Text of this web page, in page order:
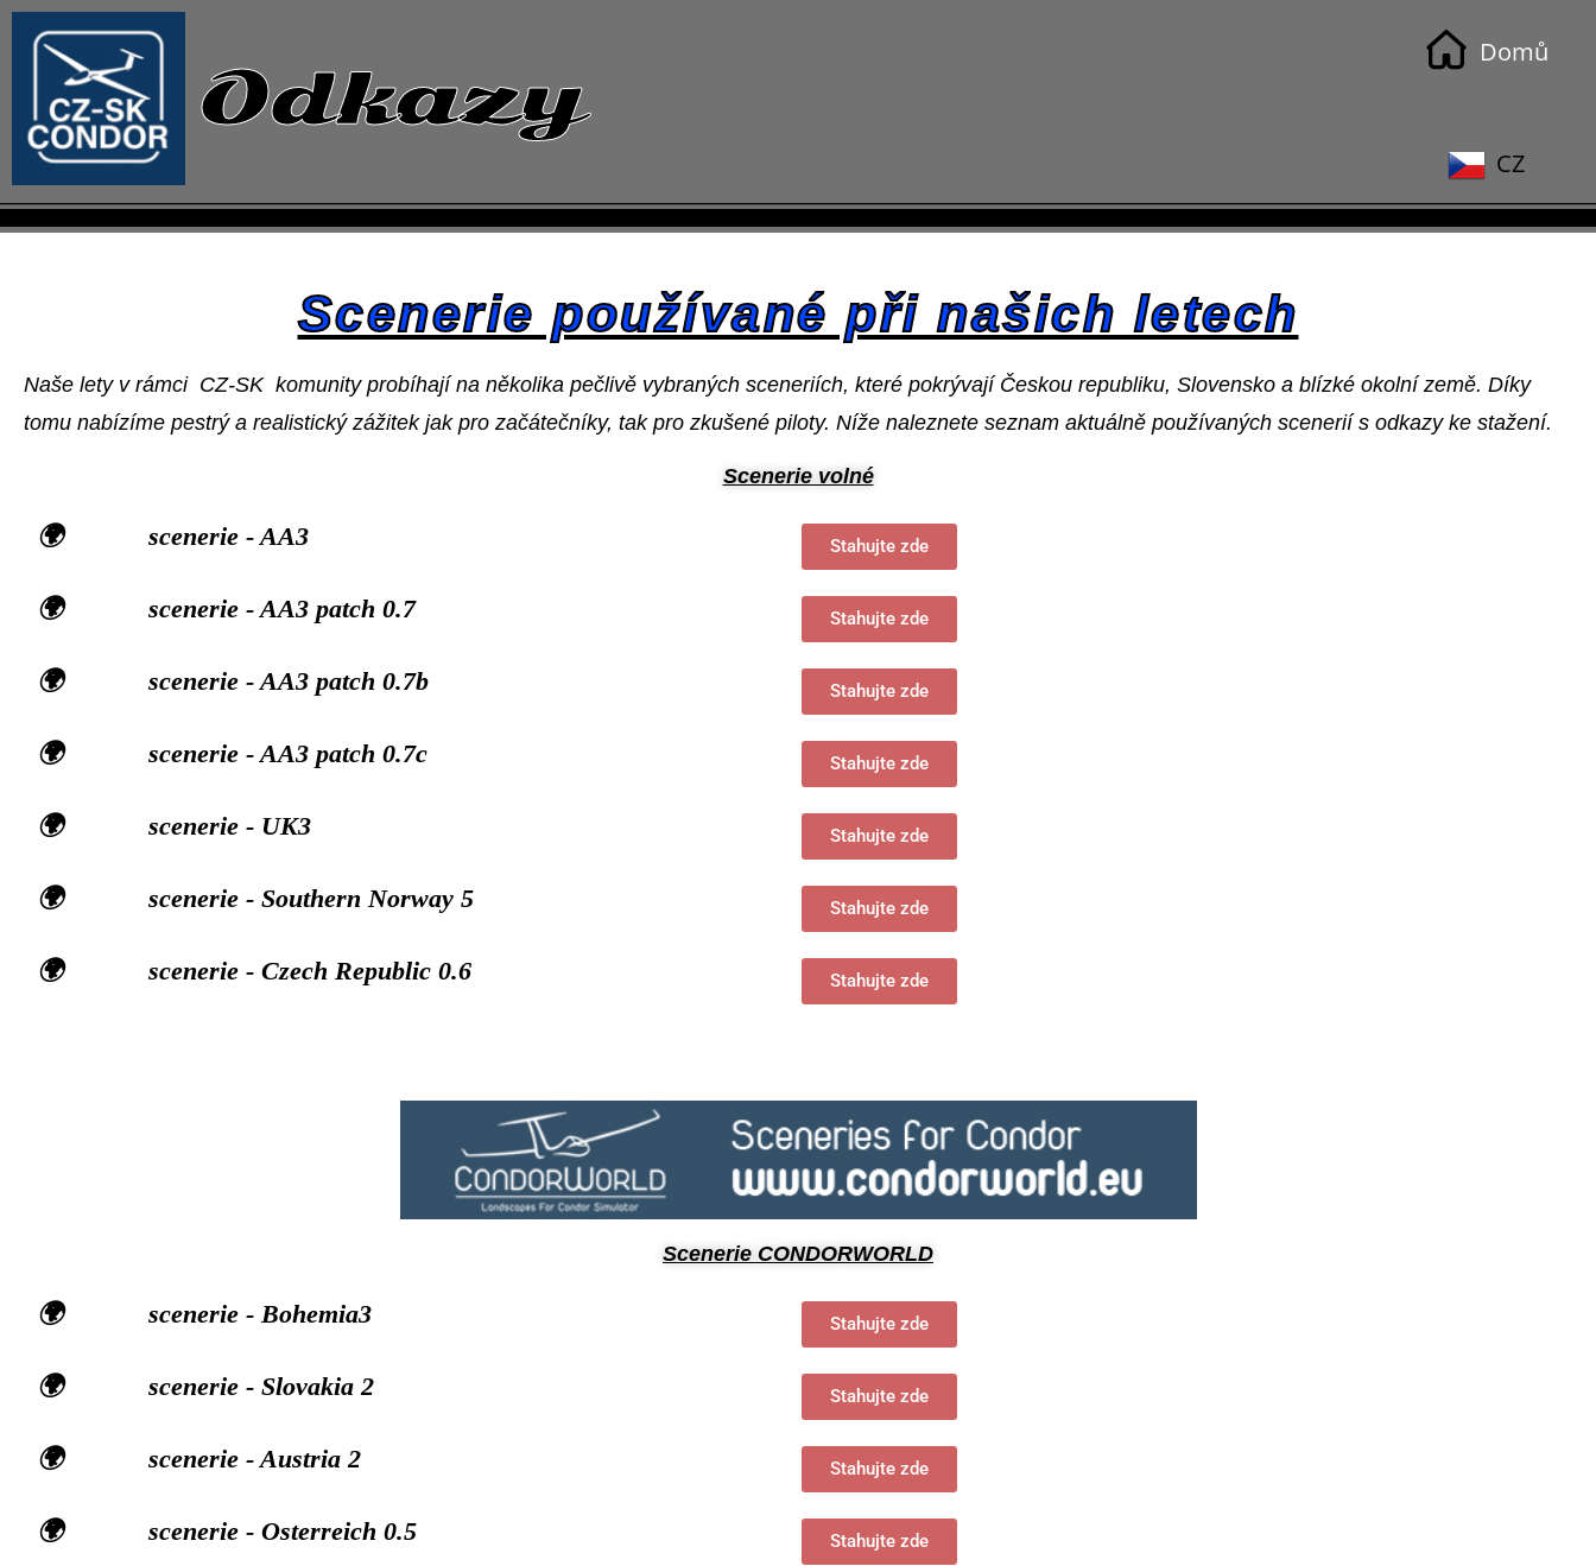
Odkazy Domů
CZ
Scenerie používané při našich letech
Naše lety v rámci CZ-SK komunity probíhají na několika pečlivě vybraných sceneriích, které pokrývají Českou republiku, Slovensko a blízké okolní země. Díky
tomu nabízíme pestrý a realistický zážitek jak pro začátečníky, tak pro zkušené piloty. Níže naleznete seznam aktuálně používaných scenerií s odkazy ke stažení.
Scenerie volné
🌍 scenerie - AA3 Stahujte zde
🌍 scenerie - AA3 patch 0.7 Stahujte zde
🌍 scenerie - AA3 patch 0.7b Stahujte zde
🌍 scenerie - AA3 patch 0.7c Stahujte zde
🌍 scenerie - UK3 Stahujte zde
🌍 scenerie - Southern Norway 5 Stahujte zde
🌍 scenerie - Czech Republic 0.6 Stahujte zde
Scenerie CONDORWORLD
🌍 scenerie - Bohemia3 Stahujte zde
🌍 scenerie - Slovakia 2 Stahujte zde
🌍 scenerie - Austria 2 Stahujte zde
🌍 scenerie - Osterreich 0.5 Stahujte zde